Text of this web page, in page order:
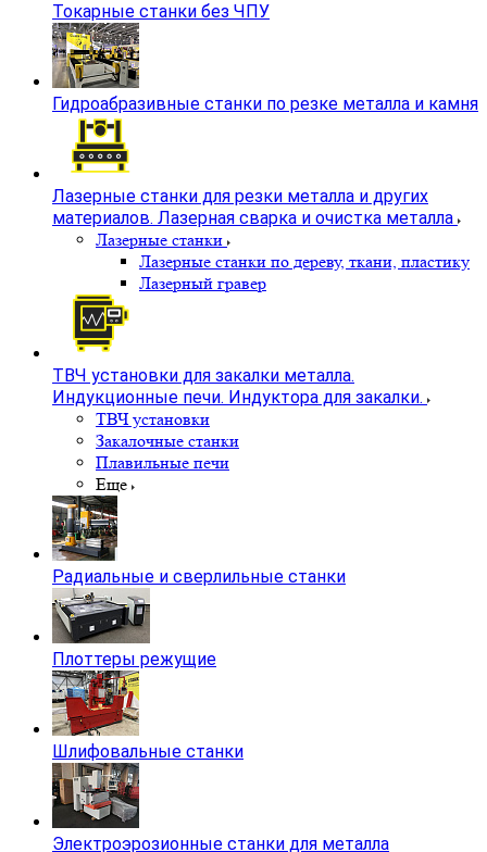
Токарные станки без ЧПУ
Гидроабразивные станки по резке металла и камня
Лазерные станки для резки металла и других
материалов. Лазерная сварка и очистка металла
Лазерные станки
Лазерные станки по дереву, ткани, пластику
Лазерный гравер
ТВЧ установки для закалки металла.
Индукционные печи. Индуктора для закалки.
ТВЧ установки
Закалочные станки
Плавильные печи
Еще
Радиальные и сверлильные станки
Плоттеры режущие
Шлифовальные станки
Электроэрозионные станки для металла